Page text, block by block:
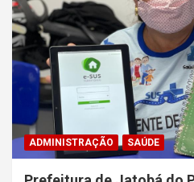
ADMINISTRAÇÃO SAÚDE